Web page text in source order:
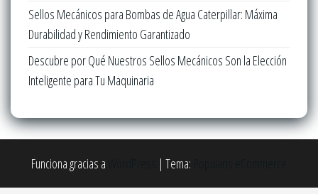
Sellos Mecánicos para Bombas de Agua Caterpillar: Máxima
Durabilidad y Rendimiento Garantizado
Descubre por Qué Nuestros Sellos Mecánicos Son la Elección
Inteligente para Tu Maquinaria
Funciona gracias a | Tema: